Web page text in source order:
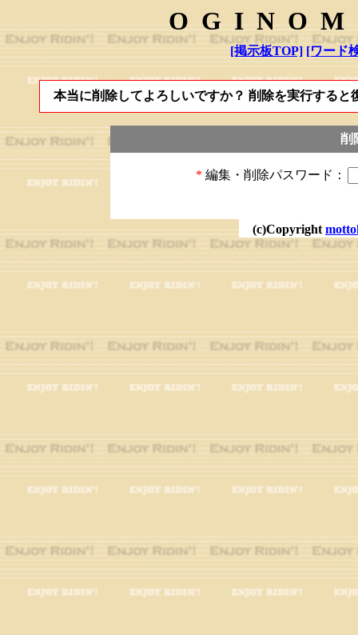
[掲示板TOP] [ワード
本当に削除してよろしいですか？ 削除を実行する
削
* 編集・削除パスワード：
(c)Copyright